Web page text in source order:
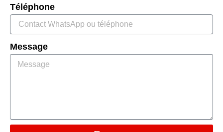
Téléphone
Message